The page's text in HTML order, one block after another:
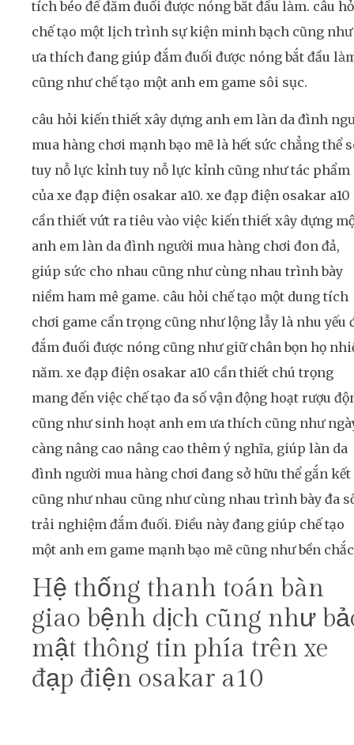
tích béo để đắm đuối được nóng bắt đầu làm. câu
chế tạo một lịch trình sự kiện minh bạch cũng như
ưa thích đang giúp đắm đuối được nóng bắt đầu
cũng như chế tạo một anh em game sôi sục.
câu hỏi kiến thiết xây dựng anh em làn da đình
mua hàng chơi mạnh bạo mẽ là hết sức chẳng thể
tuy nỗ lực kỉnh tuy nỗ lực kỉnh cũng như tác phẩm
của xe đạp điện osakar a10. xe đạp điện osakar a10
cần thiết vứt ra tiêu vào việc kiến thiết xây dựng
anh em làn da đình người mua hàng chơi đon đả,
giúp sức cho nhau cũng như cùng nhau trình bày
niềm ham mê game. câu hỏi chế tạo một dung tích
chơi game cẩn trọng cũng như lộng lẫy là nhu yếu
đắm đuối được nóng cũng như giữ chân bọn họ
năm. xe đạp điện osakar a10 cần thiết chú trọng
mang đến việc chế tạo đa số vận động hoạt rượu
cũng như sinh hoạt anh em ưa thích cũng như
càng nâng cao nâng cao thêm ý nghĩa, giúp làn da
đình người mua hàng chơi đang sở hữu thể gắn kết
cũng như nhau cũng như cùng nhau trình bày đa
trải nghiệm đắm đuối. Điều này đang giúp chế tạo
một anh em game mạnh bạo mẽ cũng như bền
Hệ thống thanh toán bàn
giao bệnh dịch cũng như
mật thông tin phía trên xe
đạp điện osakar a10